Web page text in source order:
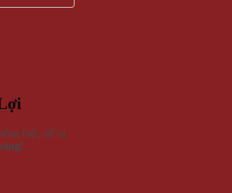
biệt, dễ bị